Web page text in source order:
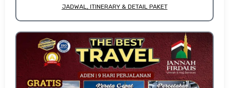
JADWAL, ITINERARY & DETAIL PAKET